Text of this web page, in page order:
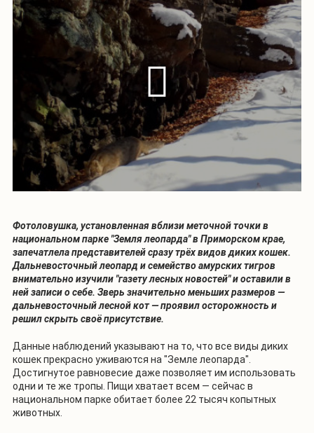
Фотоловушка, установленная вблизи меточной точки в
национальном парке "Земля леопарда" в Приморском крае,
запечатлела представителей сразу трёх видов диких кошек.
Дальневосточный леопард и семейство амурских тигров
внимательно изучили "газету лесных новостей" и оставили в
ней записи о себе. Зверь значительно меньших размеров —
дальневосточный лесной кот — проявил осторожность и
решил скрыть своё присутствие.
Данные наблюдений указывают на то, что все виды диких
кошек прекрасно уживаются на "Земле леопарда".
Достигнутое равновесие даже позволяет им использовать
одни и те же тропы. Пищи хватает всем — сейчас в
национальном парке обитает более 22 тысяч копытных
животных.